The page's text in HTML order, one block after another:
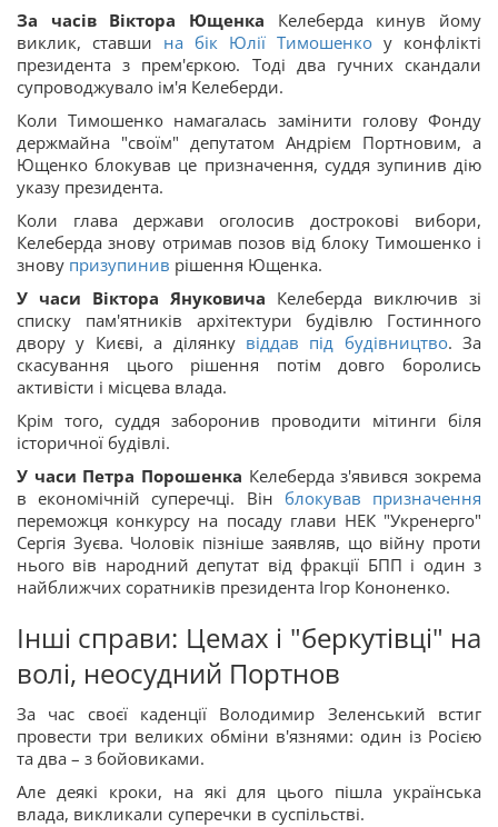
За часів Віктора Ющенка Келеберда кинув йому
виклик, ставши на бік Юлії Тимошенко у конфлікті
президента з прем'єркою. Тоді два гучних скандали
супроводжувало ім'я Келеберди.
Коли Тимошенко намагалась замінити голову Фонду
держмайна "своїм" депутатом Андрієм Портновим, а
Ющенко блокував це призначення, суддя зупинив дію
указу президента.
Коли глава держави оголосив дострокові вибори,
Келеберда знову отримав позов від блоку Тимошенко і
знову призупинив рішення Ющенка.
У часи Віктора Януковича Келеберда виключив зі
списку пам'ятників архітектури будівлю Гостинного
двору у Києві, а ділянку віддав під будівництво. За
скасування цього рішення потім довго боролись
активісти і місцева влада.
Крім того, суддя заборонив проводити мітинги біля
історичної будівлі.
У часи Петра Порошенка Келеберда з'явився зокрема
в економічній суперечці. Він блокував призначення
переможця конкурсу на посаду глави НЕК "Укренерго"
Сергія Зуєва. Чоловік пізніше заявляв, що війну проти
нього вів народний депутат від фракції БПП і один з
найближчих соратників президента Ігор Кононенко.
Інші справи: Цемах і "беркутівці" на
волі, неосудний Портнов
За час своєї каденції Володимир Зеленський встиг
провести три великих обміни в'язнями: один із Росією
та два – з бойовиками.
Але деякі кроки, на які для цього пішла українська
влада, викликали суперечки в суспільстві.